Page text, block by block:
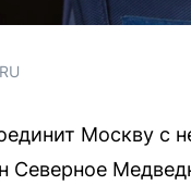
Москву с
Северное